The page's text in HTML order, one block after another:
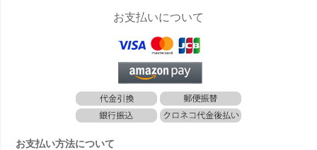
お支払いについて
お支払い方法について